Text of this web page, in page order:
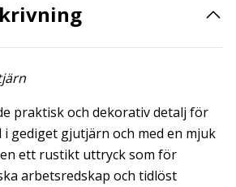
praktisk och dekorativ detalj för
i gediget gjutjärn och med en mjuk
ett rustikt uttryck som för
arbetsredskap och tidlöst